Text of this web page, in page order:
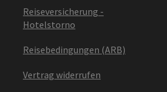
Reiseversicherung -
Hotelstorno
Reisebedingungen (ARB)
Vertrag widerrufen